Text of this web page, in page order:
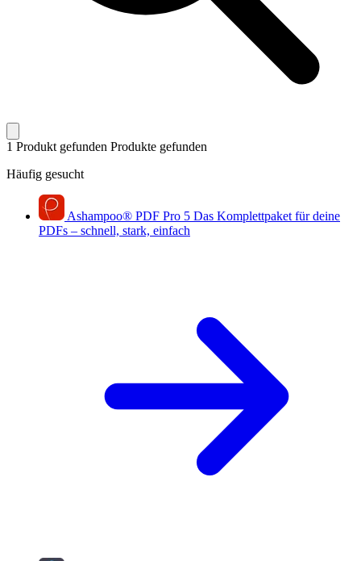
1 Produkt gefunden Produkte gefunden
Häufig gesucht
Ashampoo® PDF Pro 5 Das Komplettpaket für deine
PDFs – schnell, stark, einfach